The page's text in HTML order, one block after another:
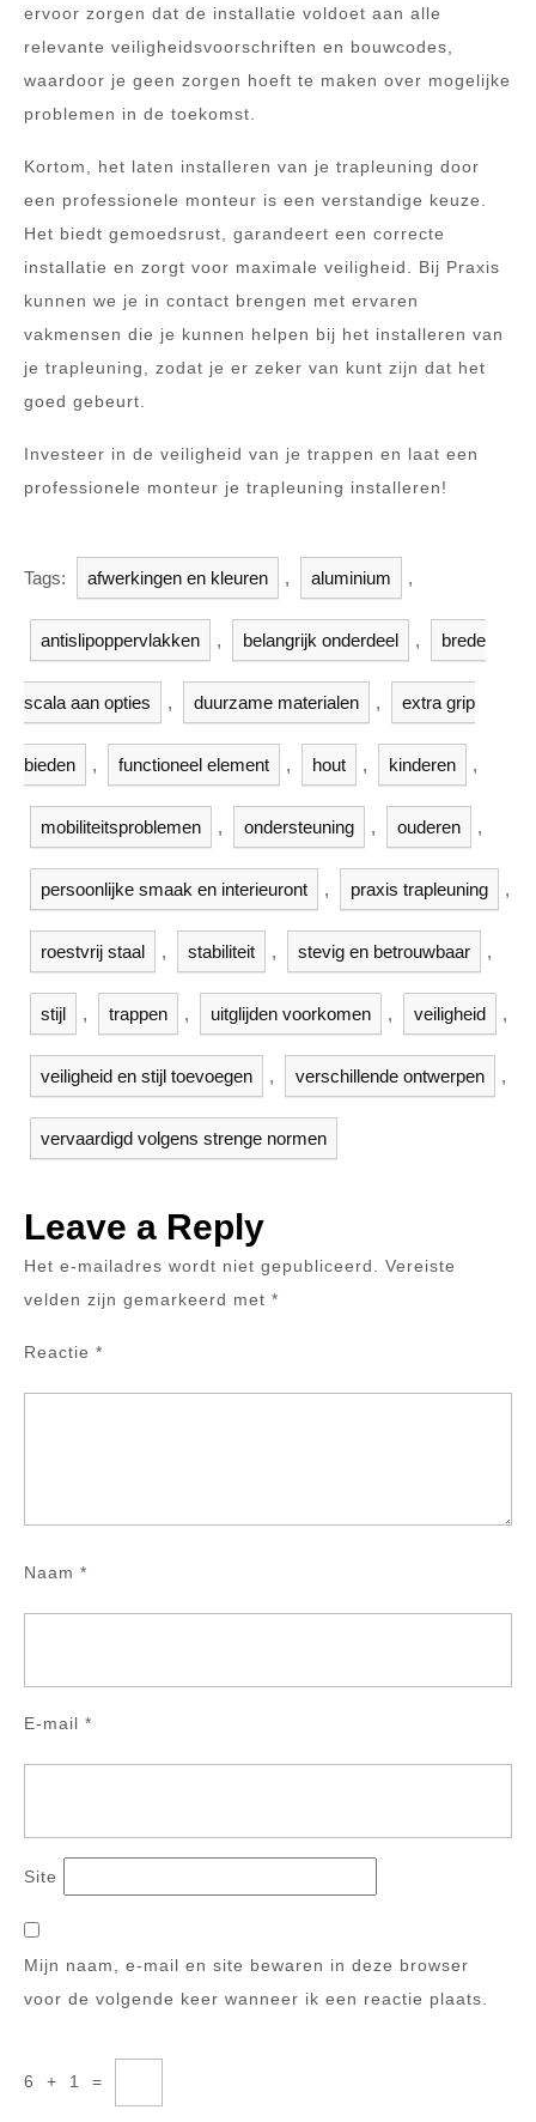
ervoor zorgen dat de installatie voldoet aan alle
relevante veiligheidsvoorschriften en bouwcodes,
waardoor je geen zorgen hoeft te maken over mogelijke
problemen in de toekomst.
Kortom, het laten installeren van je trapleuning door
een professionele monteur is een verstandige keuze.
Het biedt gemoedsrust, garandeert een correcte
installatie en zorgt voor maximale veiligheid. Bij Praxis
kunnen we je in contact brengen met ervaren
vakmensen die je kunnen helpen bij het installeren van
je trapleuning, zodat je er zeker van kunt zijn dat het
goed gebeurt.
Investeer in de veiligheid van je trappen en laat een
professionele monteur je trapleuning installeren!
Tags: afwerkingen en kleuren , aluminium ,
antislipoppervlakken , belangrijk onderdeel , brede
scala aan opties , duurzame materialen , extra grip
bieden , functioneel element , hout , kinderen ,
mobiliteitsproblemen , ondersteuning , ouderen ,
persoonlijke smaak en interieuront , praxis trapleuning ,
roestvrij staal , stabiliteit , stevig en betrouwbaar ,
stijl , trappen , uitglijden voorkomen , veiligheid ,
veiligheid en stijl toevoegen , verschillende ontwerpen ,
vervaardigd volgens strenge normen
Leave a Reply
Het e-mailadres wordt niet gepubliceerd.
Vereiste
velden zijn gemarkeerd met *
Reactie *
Naam *
E-mail *
Site
Mijn naam, e-mail en site bewaren in deze browser
voor de volgende keer wanneer ik een reactie plaats.
6 + 1 =